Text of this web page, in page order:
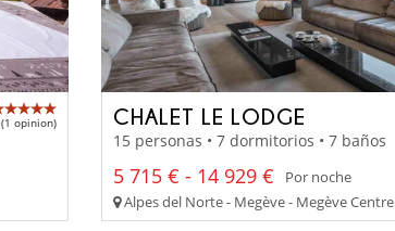
(1 opinion) CHALET LE LODGE
15 personas • 7 dormitorios • 7 baños
5 715 € - 14 929 €
Por noche
Alpes del Norte - Megève - Megève Centre